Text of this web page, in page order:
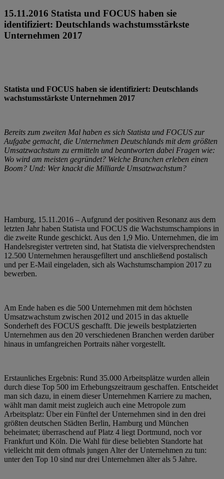
15.11.2016 Statista und FOCUS haben sie
identifiziert: Deutschlands wachstumsstärkste
Unternehmen 2017
Statista und FOCUS haben sie identifiziert: Deutschlands
wachstumsstärkste Unternehmen 2017
Bereits zum zweiten Mal haben es sich Statista und FOCUS zur
Aufgabe gemacht, die Unternehmen Deutschlands mit dem größten
Umsatzwachstum zu ermitteln und beantworten dabei Fragen wie:
Wo wird am meisten gegründet? Welche Branchen erleben einen
Boom? Und: Wer knackt die Milliarde Umsatzwachstum?
Hamburg, 15.11.2016 – Aufgrund der positiven Resonanz aus dem
letzten Jahr haben Statista und FOCUS die Wachstumschampions in
die zweite Runde geschickt. Aus den 1,9 Mio. Unternehmen, die im
Handelsregister vertreten sind, hat Statista die vielversprechendsten
12.500 Unternehmen herausgefiltert und anschließend postalisch
und per E-Mail eingeladen, sich als Wachstumschampion 2017 zu
bewerben.
Am Ende haben es die 500 Unternehmen mit dem höchsten
Umsatzwachstum zwischen 2012 und 2015 in das aktuelle
Sonderheft des FOCUS geschafft. Die jeweils bestplatzierten
Unternehmen aus den 20 verschiedenen Branchen werden darüber
hinaus in umfangreichen Portraits näher vorgestellt.
Erstaunliches Ergebnis: Rund 35.000 Arbeitsplätze wurden allein
durch diese Top 500 im Erhebungszeitraum geschaffen. Entscheidet
man sich dazu, in einem dieser Unternehmen Karriere zu machen,
wählt man damit meist zugleich auch eine Metropole zum
Arbeitsplatz: Über ein Fünftel der Unternehmen sind in den drei
größten deutschen Städten Berlin, Hamburg und München
beheimatet; überraschend auf Platz 4 liegt Dortmund, noch vor
Frankfurt und Köln. Die Wahl für diese beliebten Standorte hat
vielleicht mit dem oftmals jungen Alter der Unternehmen zu tun:
unter den Top 10 sind nur drei Unternehmen älter als 5 Jahre.